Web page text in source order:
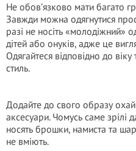
Не обов’язково мати багато
Завжди можна одягнутися
разі не носіть «молодіжний»
дітей або онуків, адже це
Одягайтеся відповідно до
стиль.
Додайте до свого образу
аксесуари. Чомусь саме
носять брошки, намиста та
не вміють.